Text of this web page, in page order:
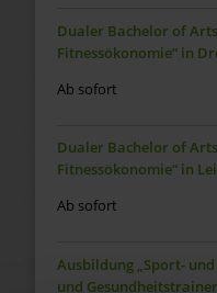
Dualer Bachelor of
Fitnessökonomie“ in
Ab sofort
Dualer Bachelor of
Fitnessökonomie“ in
Ab sofort
Ausbildung „Sport-
und